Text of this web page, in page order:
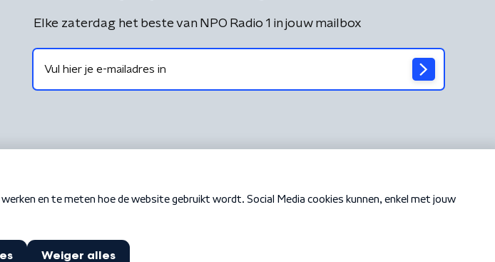
Elke zaterdag het beste van NPO Radio 1 in jouw mailbox